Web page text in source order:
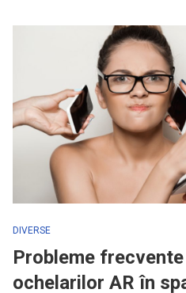
DIVERSE
Probleme
ochelarilor AR în